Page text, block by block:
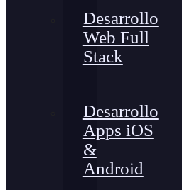
Desarrollo
Web Full
Stack
Desarrollo
Apps iOS
&
Android